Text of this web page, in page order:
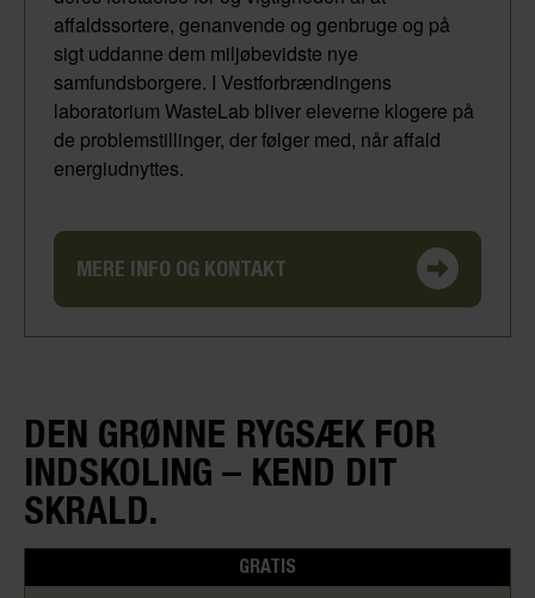
affaldssortere, genanvende og genbruge og på
sigt uddanne dem miljøbevidste nye
samfundsborgere. I Vestforbrændingens
laboratorium WasteLab bliver eleverne klogere på
de problemstillinger, der følger med, når affald
energiudnyttes.
MERE INFO OG KONTAKT
DEN GRØNNE RYGSÆK FOR
INDSKOLING – KEND DIT
SKRALD.
GRATIS